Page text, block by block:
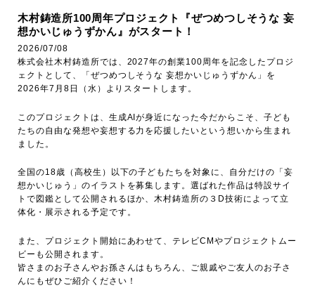
木村鋳造所100周年プロジェクト『ぜつめつしそうな 妄
想かいじゅうずかん』がスタート！
2026/07/08
株式会社木村鋳造所では、2027年の創業100周年を記念したプロジ
ェクトとして、「ぜつめつしそうな 妄想かいじゅうずかん」を
2026年7月8日（水）よりスタートします。
このプロジェクトは、生成AIが身近になった今だからこそ、子ども
たちの自由な発想や妄想する力を応援したいという想いから生まれ
ました。
全国の18歳（高校生）以下の子どもたちを対象に、自分だけの「妄
想かいじゅう」のイラストを募集します。選ばれた作品は特設サイ
トで図鑑として公開されるほか、木村鋳造所の３D技術によって立
体化・展示される予定です。
また、プロジェクト開始にあわせて、テレビCMやプロジェクトムー
ビーも公開されます。
皆さまのお子さんやお孫さんはもちろん、ご親戚やご友人のお子さ
んにもぜひご紹介ください！